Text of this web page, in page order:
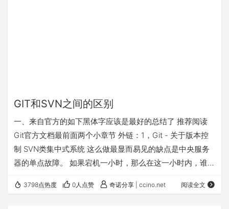
GIT和SVN之间的区别
一、来自官方的如下黑体字应该是最好的总结了 推荐阅读
Git官方文档最前面两个小章节 外链：1，Git - 关于版本控
制 SVN类集中式系统 这么做最显而易见的缺点是中央服务
器的单点故障。 如果宕机一小时，那么在这一小时内，谁都
磁盘发生损坏，又没有做恰当备份，毫无疑问你将丢失所有
3798点热度 0人点赞 奇诺分享 | ccino.net 阅读全文